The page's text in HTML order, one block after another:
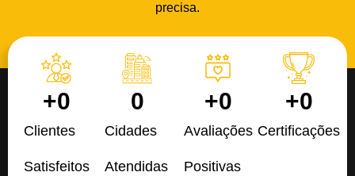
precisa.
Clientes
Satisfeitos
+0
Cidades
Atendidas
0
Avaliações
Positivas
+0
Certificações
+0